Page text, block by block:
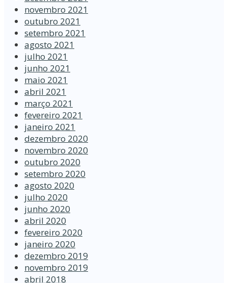
novembro 2021
outubro 2021
setembro 2021
agosto 2021
julho 2021
junho 2021
maio 2021
abril 2021
março 2021
fevereiro 2021
janeiro 2021
dezembro 2020
novembro 2020
outubro 2020
setembro 2020
agosto 2020
julho 2020
junho 2020
abril 2020
fevereiro 2020
janeiro 2020
dezembro 2019
novembro 2019
abril 2018